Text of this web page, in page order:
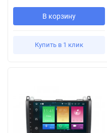
В корзину
Купить в 1 клик